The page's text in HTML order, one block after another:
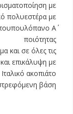
με
πολυεστέρα με
Α΄
ποιότητας
και σε όλες τις
επικάλυψη με
Ιταλικό ακοπιάτο
βάση